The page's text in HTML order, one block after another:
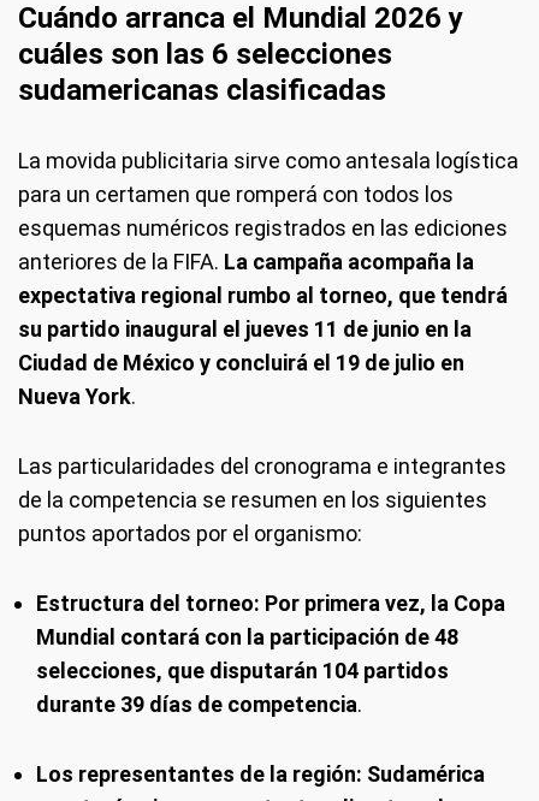
Cuándo arranca el Mundial 2026 y
cuáles son las 6 selecciones
sudamericanas clasificadas
La movida publicitaria sirve como antesala logística
para un certamen que romperá con todos los
esquemas numéricos registrados en las ediciones
anteriores de la FIFA. La campaña acompaña la
expectativa regional rumbo al torneo, que tendrá
su partido inaugural el jueves 11 de junio en la
Ciudad de México y concluirá el 19 de julio en
Nueva York.
Las particularidades del cronograma e integrantes
de la competencia se resumen en los siguientes
puntos aportados por el organismo:
Estructura del torneo: Por primera vez, la Copa
Mundial contará con la participación de 48
selecciones, que disputarán 104 partidos
durante 39 días de competencia.
Los representantes de la región: Sudamérica